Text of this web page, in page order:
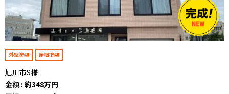
外壁塗装 屋根塗装
旭川市S様
金額 : 約348万円